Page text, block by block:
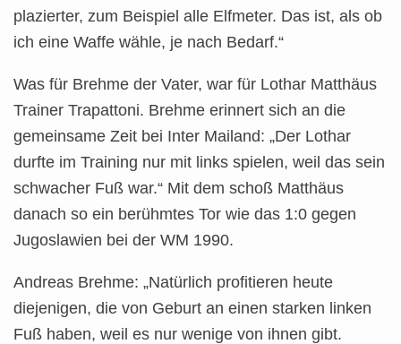
plazierter, zum Beispiel alle Elfmeter. Das ist, als ob
ich eine Waffe wähle, je nach Bedarf.“
Was für Brehme der Vater, war für Lothar Matthäus
Trainer Trapattoni. Brehme erinnert sich an die
gemeinsame Zeit bei Inter Mailand: „Der Lothar
durfte im Training nur mit links spielen, weil das sein
schwacher Fuß war.“ Mit dem schoß Matthäus
danach so ein berühmtes Tor wie das 1:0 gegen
Jugoslawien bei der WM 1990.
Andreas Brehme: „Natürlich profitieren heute
diejenigen, die von Geburt an einen starken linken
Fuß haben, weil es nur wenige von ihnen gibt.